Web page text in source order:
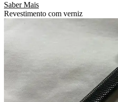
Saber Mais
Revestimento com verniz